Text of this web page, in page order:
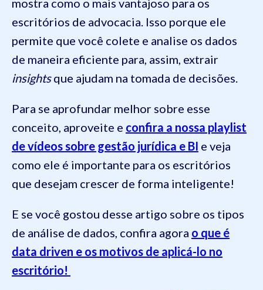
mostra como o mais vantajoso para os
escritórios de advocacia. Isso porque ele
permite que você colete e analise os dados
de maneira eficiente para, assim, extrair
insightsque ajudam na tomada de decisões.
Para se aprofundar melhor sobre esse
conceito, aproveite e confira a nossa playlist
de vídeos sobre gestão jurídica e BI e veja
como ele é importante para os escritórios
que desejam crescer de forma inteligente!
E se você gostou desse artigo sobre os tipos
de análise de dados, confira agora o que é
data driven e os motivos de aplicá-lo no
escritório!